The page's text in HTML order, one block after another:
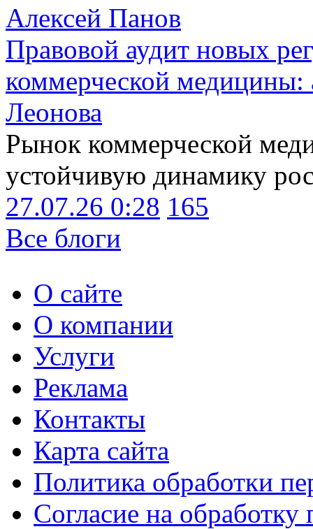
Алексей Панов
Правовой аудит новых
коммерческой медицины:
Леонова
Рынок коммерческой
устойчивую динамику
27.07.26 0:28 165
Все блоги
О сайте
О компании
Услуги
Реклама
Контакты
Карта сайта
Политика обработки
Согласие на